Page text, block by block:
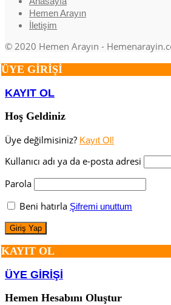
Hemen Arayın
İletişim
© 2020 Hemen Arayın -
ÜYE GİRİŞİ
KAYIT OL
Hoş Geldiniz
Üye değilmisiniz? Kayıt Ol!
Kullanıcı adı ya da e-posta adresi
Parola
Beni hatırla Şifremi unuttum
KAYIT OL
ÜYE GİRİŞİ
Hemen Hesabını Oluştur